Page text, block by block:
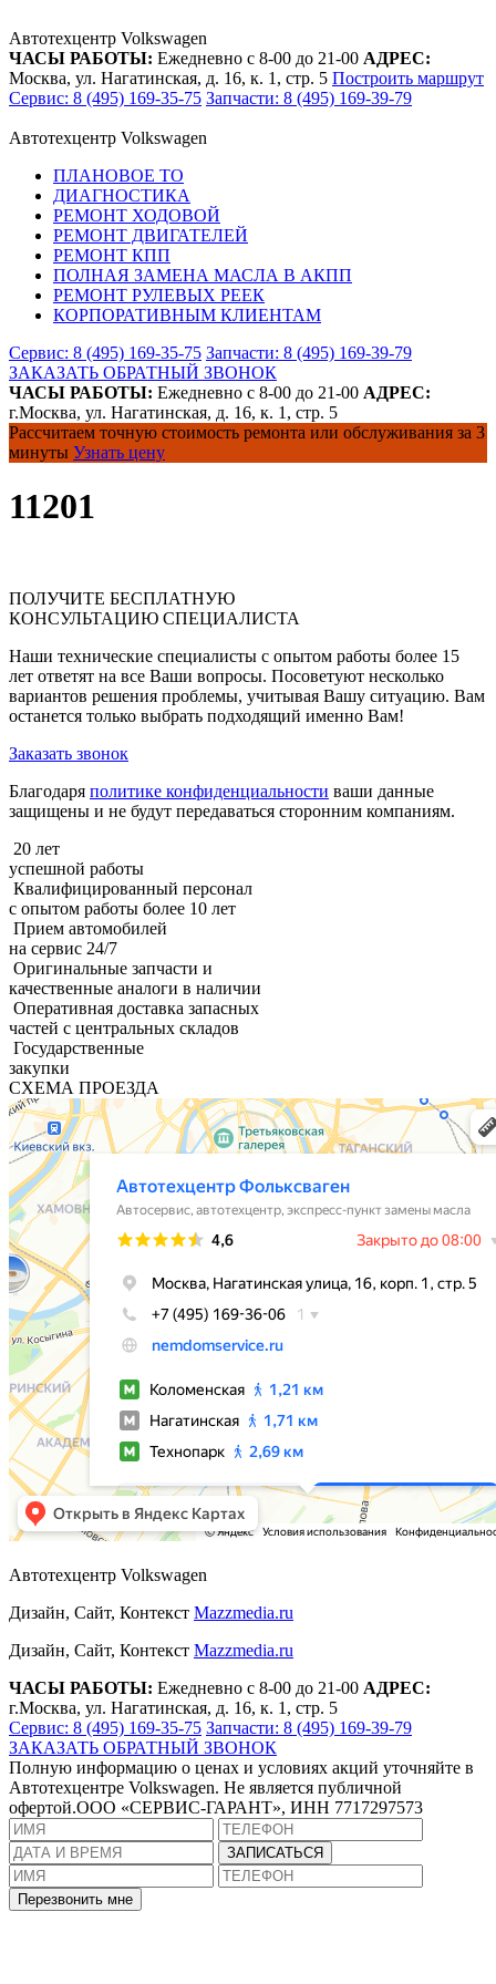
Автотехцентр Volkswagen
ЧАСЫ РАБОТЫ: Ежедневно с 8-00 до 21-00 АДРЕС:
Москва, ул. Нагатинская, д. 16, к. 1, стр. 5 Построить маршрут
Сервис: 8 (495) 169-35-75 Запчасти: 8 (495) 169-39-79
Автотехцентр Volkswagen
ПЛАНОВОЕ ТО
ДИАГНОСТИКА
РЕМОНТ ХОДОВОЙ
РЕМОНТ ДВИГАТЕЛЕЙ
РЕМОНТ КПП
ПОЛНАЯ ЗАМЕНА МАСЛА В АКПП
РЕМОНТ РУЛЕВЫХ РЕЕК
КОРПОРАТИВНЫМ КЛИЕНТАМ
Сервис: 8 (495) 169-35-75 Запчасти: 8 (495) 169-39-79
ЗАКАЗАТЬ ОБРАТНЫЙ ЗВОНОК
ЧАСЫ РАБОТЫ: Ежедневно с 8-00 до 21-00 АДРЕС:
г.Москва, ул. Нагатинская, д. 16, к. 1, стр. 5
Рассчитаем точную стоимость ремонта или обслуживания за 3
минуты Узнать цену
11201
ПОЛУЧИТЕ БЕСПЛАТНУЮ
КОНСУЛЬТАЦИЮ СПЕЦИАЛИСТА
Наши технические специалисты с опытом работы более 15
лет ответят на все Ваши вопросы. Посоветуют несколько
вариантов решения проблемы, учитывая Вашу ситуацию. Вам
останется только выбрать подходящий именно Вам!
Заказать звонок
Благодаря политике конфиденциальности ваши данные
защищены и не будут передаваться сторонним компаниям.
20 лет
успешной работы
Квалифицированный персонал
с опытом работы более 10 лет
Прием автомобилей
на сервис 24/7
Оригинальные запчасти и
качественные аналоги в наличии
Оперативная доставка запасных
частей с центральных складов
Государственные
закупки
СХЕМА ПРОЕЗДА
Автотехцентр Volkswagen
Дизайн, Сайт, Контекст Mazzmedia.ru
Дизайн, Сайт, Контекст Mazzmedia.ru
ЧАСЫ РАБОТЫ: Ежедневно с 8-00 до 21-00 АДРЕС:
г.Москва, ул. Нагатинская, д. 16, к. 1, стр. 5
Сервис: 8 (495) 169-35-75 Запчасти: 8 (495) 169-39-79
ЗАКАЗАТЬ ОБРАТНЫЙ ЗВОНОК
Полную информацию о ценах и условиях акций уточняйте в
Автотехцентре Volkswagen. Не является публичной
офертой.ООО «СЕРВИС-ГАРАНТ», ИНН 7717297573